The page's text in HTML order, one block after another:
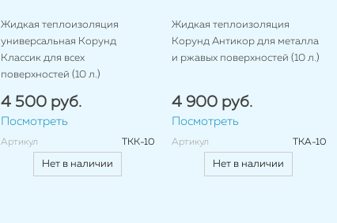
Жидкая теплоизоляция
универсальная Корунд
Классик для всех
поверхностей (10 л.)
4 500 руб.
Посмотреть
Артикул ТКК-10
Нет в наличии
Жидкая теплоизоляция
Корунд Антикор для металла
и ржавых поверхностей (10 л.)
4 900 руб.
Посмотреть
Артикул ТКА-10
Нет в наличии